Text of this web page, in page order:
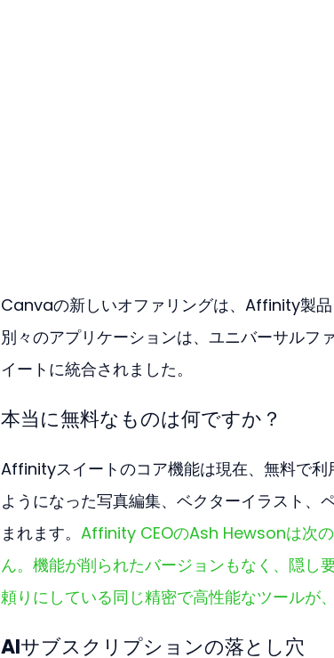
Canvaの新しいオファリングは、Affinity製
別々のアプリケーションは、ユニバーサルフ
イートに統合されました。
本当に無料なものは何ですか？
Affinityスイートのコア機能は現在、無料で
ようになった写真編集、ベクターイラスト、
まれます。 Affinity CEOのAsh Hewsonは次
ん。機能が削られたバージョンもなく、隠し
頼りにしている同じ精密で高性能なツールが
AIサブスクリプションの落とし穴